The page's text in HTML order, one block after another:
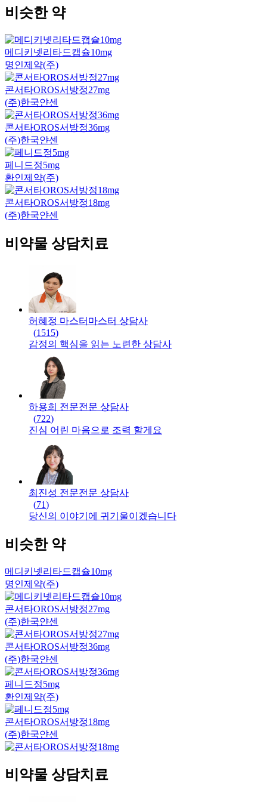
비슷한 약
메디키넷리타드캡슐10mg
명인제약(주)
콘서타OROS서방정27mg
(주)한국얀센
콘서타OROS서방정36mg
(주)한국얀센
페니드정5mg
환인제약(주)
콘서타OROS서방정18mg
(주)한국얀센
비약물 상담치료
허혜정 마스터 마스터 상담사
(1515)
감정의 핵심을 읽는 노련한 상담사
하용희 전문전문 상담사
(722)
진심 어린 마음으로 조력 할게요
최진성 전문전문 상담사
(71)
당신의 이야기에 귀기울이겠습니다
비슷한 약
메디키넷리타드캡슐10mg
명인제약(주)
콘서타OROS서방정27mg
(주)한국얀센
콘서타OROS서방정36mg
(주)한국얀센
페니드정5mg
환인제약(주)
콘서타OROS서방정18mg
(주)한국얀센
비약물 상담치료